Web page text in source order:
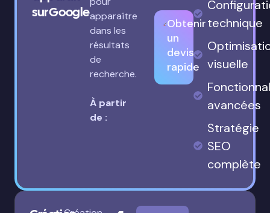
sur Googleapparaître
dans les
résultats
de
recherche.
À partir
de :
Obtenir
un
devis
rapide
technique
visuelle
avancées
Stratégie
SEO
complète